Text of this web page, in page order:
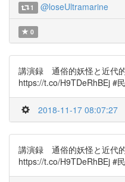
1 @loseUltramarine
0
講演録 通俗的妖怪と近代
https://t.co/H9TDeRhBEj #
2018-11-17 08:07:27
講演録 通俗的妖怪と近代
https://t.co/H9TDeRhBEj #